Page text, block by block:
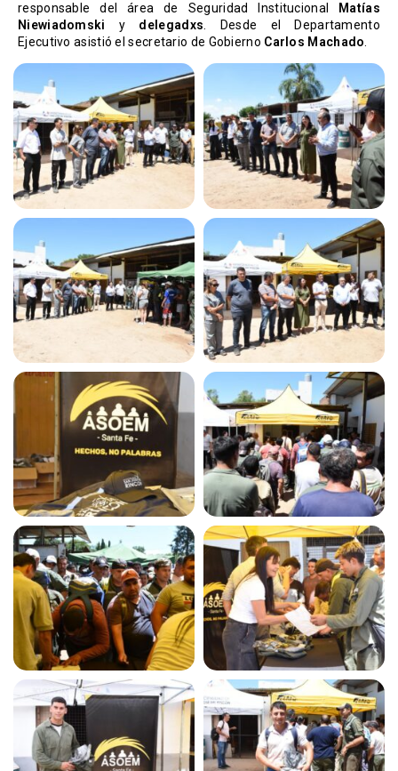
responsable del área de Seguridad Institucional
Matías
Niewiadomski
y delegadxs. Desde el Departamento
Ejecutivo asistió el secretario de Gobierno Carlos Machado.